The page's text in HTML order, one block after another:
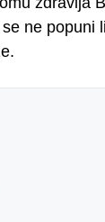
ne popuni